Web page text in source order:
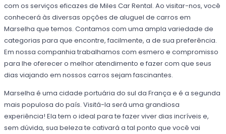
com os serviços eficazes de Miles Car Rental. Ao visitar-nos, você
conhecerá às diversas opções de aluguel de carros em
Marselha que temos. Contamos com uma ampla variedade de
categorias para que encontre, facilmente, a de sua preferência.
Em nossa companhia trabalhamos com esmero e compromisso
para lhe oferecer o melhor atendimento e fazer com que seus
dias viajando em nossos carros sejam fascinantes.
Marselha é uma cidade portuária do sul da França e é a segunda
mais populosa do país. Visitá-la será uma grandiosa
experiência! Ela tem o ideal para te fazer viver dias incríveis e,
sem dúvida, sua beleza te cativará a tal ponto que você vai